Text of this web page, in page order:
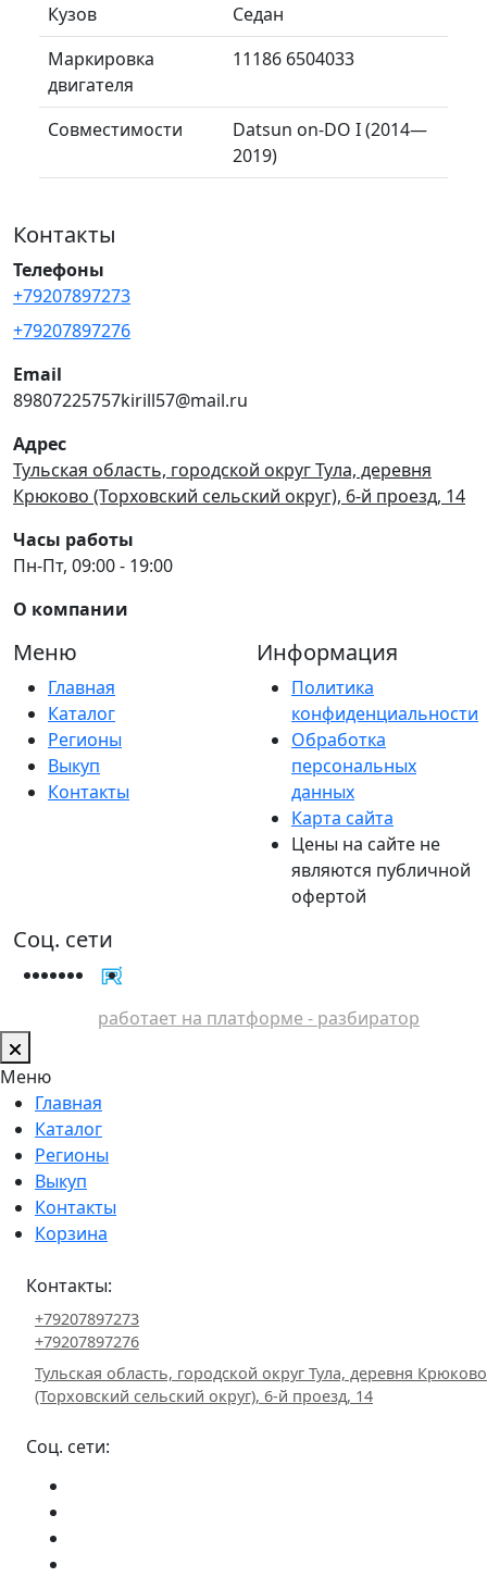
Кузов
Седан
Маркировка
двигателя
11186 6504033
Совместимости
Datsun on-DO I (2014—
2019)
Контакты
Телефоны
+79207897273
+79207897276
Email
89807225757kirill57@mail.ru
Адрес
Тульская область, городской округ Тула, деревня
Крюково (Торховский сельский округ), 6-й проезд, 14
Часы работы
Пн-Пт, 09:00 - 19:00
О компании
Меню
Главная
Каталог
Регионы
Выкуп
Контакты
Информация
Политика
конфиденциальности
Обработка
персональных
данных
Карта сайта
Цены на сайте не
являются публичной
офертой
Соц. сети
работает на платформе - разбиратор
Меню
Главная
Каталог
Регионы
Выкуп
Контакты
Корзина
Контакты:
+79207897273
+79207897276
Тульская область, городской округ Тула, деревня Крюково
(Торховский сельский округ), 6-й проезд, 14
Соц. сети: